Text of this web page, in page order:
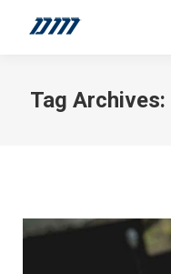
Tag Archives: